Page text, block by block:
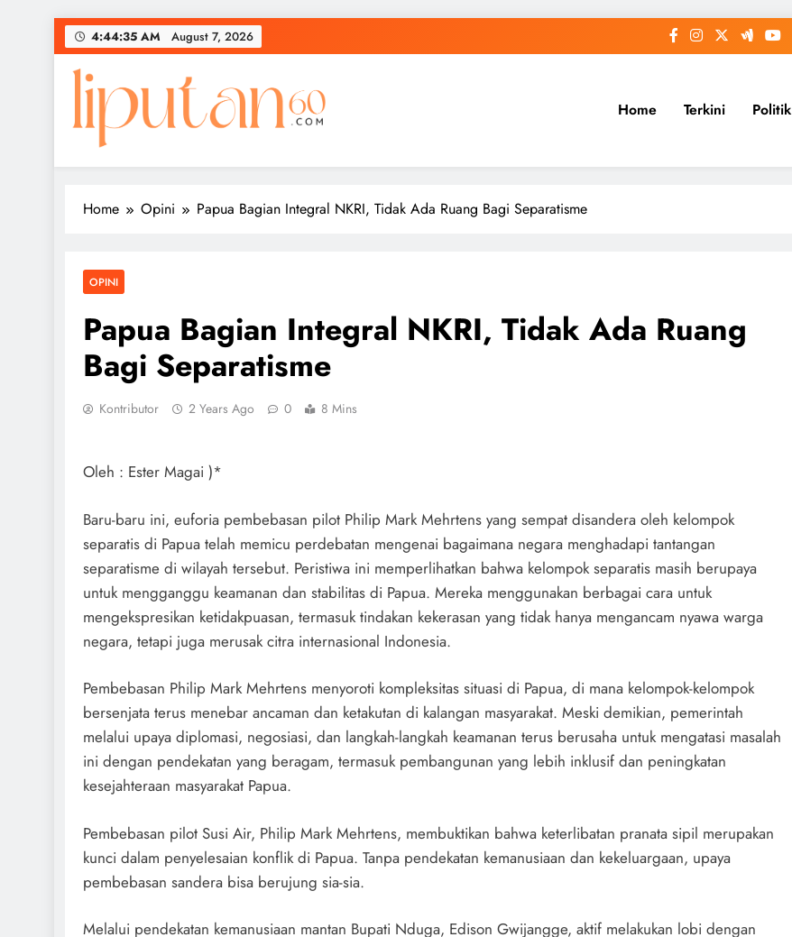
Skip
to
content
4:44:35 AM August 7, 2026
Home Terkini Politik
Home Opini Papua Bagian Integral NKRI, Tidak Ada Ruang Bagi Separatisme
OPINI
Papua Bagian Integral NKRI, Tidak Ada Ruang
Bagi Separatisme
Kontributor 2 Years Ago 0 8 Mins
Oleh : Ester Magai )*
Baru-baru ini, euforia pembebasan pilot Philip Mark Mehrtens yang sempat disandera oleh kelompok
separatis di Papua telah memicu perdebatan mengenai bagaimana negara menghadapi tantangan
separatisme di wilayah tersebut. Peristiwa ini memperlihatkan bahwa kelompok separatis masih berupaya
untuk mengganggu keamanan dan stabilitas di Papua. Mereka menggunakan berbagai cara untuk
mengekspresikan ketidakpuasan, termasuk tindakan kekerasan yang tidak hanya mengancam nyawa warga
negara, tetapi juga merusak citra internasional Indonesia.
Pembebasan Philip Mark Mehrtens menyoroti kompleksitas situasi di Papua, di mana kelompok-kelompok
bersenjata terus menebar ancaman dan ketakutan di kalangan masyarakat. Meski demikian, pemerintah
melalui upaya diplomasi, negosiasi, dan langkah-langkah keamanan terus berusaha untuk mengatasi masalah
ini dengan pendekatan yang beragam, termasuk pembangunan yang lebih inklusif dan peningkatan
kesejahteraan masyarakat Papua.
Pembebasan pilot Susi Air, Philip Mark Mehrtens, membuktikan bahwa keterlibatan pranata sipil merupakan
kunci dalam penyelesaian konflik di Papua. Tanpa pendekatan kemanusiaan dan kekeluargaan, upaya
pembebasan sandera bisa berujung sia-sia.
Melalui pendekatan kemanusiaan mantan Bupati Nduga, Edison Gwijangge, aktif melakukan lobi dengan